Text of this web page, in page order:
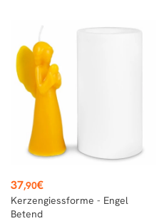
Preis
37,90€
Kerzengiessforme - Engel
Betend